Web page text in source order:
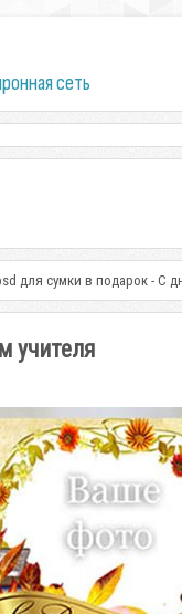
сеть
для сумки в подарок - С
учителя